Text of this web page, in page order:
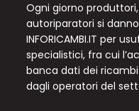
Ogni giorno
autoriparatori si
INFORICAMBI.IT per
specialistici, fra cui
banca dati dei
dagli operatori del